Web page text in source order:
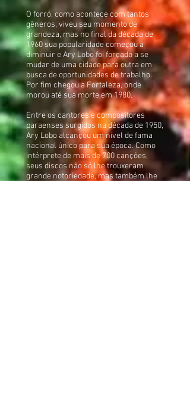
O forró, como acontece com tantos
gêneros, viveu seu momento de
grandeza, mas no final da década de
1960 sua popularidade começou a
diminuir e Ary Lobo foi forçado a se
mudar de uma cidade para outra em
busca de oportunidades de trabalho.
Por fim chegou a Fortaleza, onde
morou até sua morte em 1980.
Entre os cantores e compositores
paraenses surgidos na década de 1950,
Ary Lobo alcançou um nível de fama
nacional único para sua época. Como
intérprete de mais de 700 canções,
seus discos não só lhe trouxeram
grande notoriedade, mas também lhe